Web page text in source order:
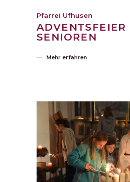
Pfarrei Ufhusen
ADVENTSFEIER
SENIOREN
Mehr erfahren